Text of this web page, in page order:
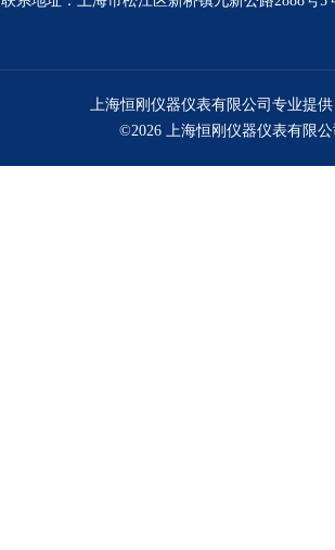
上海恒刚仪器仪表有限公司专业提
©2026 上海恒刚仪器仪表有限